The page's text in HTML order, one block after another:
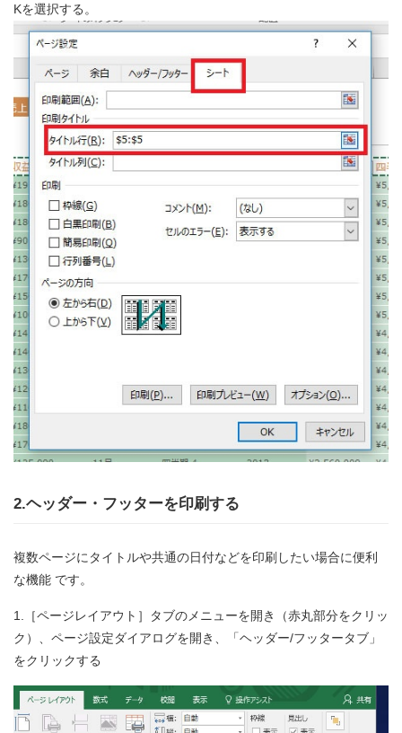
Kを選択する。
2.ヘッダー・フッターを印刷する
複数ページにタイトルや共通の日付などを印刷したい場合に便利
な機能 です。
1.［ページレイアウト］タブのメニューを開き（赤丸部分をクリッ
ク）、ページ設定ダイアログを開き、「ヘッダー/フッタータブ」
をクリックする